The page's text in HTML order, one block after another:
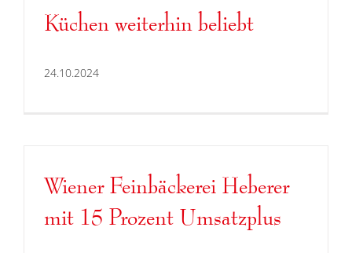
Küchen weiterhin beliebt
24.10.2024
Wiener Feinbäckerei Heberer
mit 15 Prozent Umsatzplus